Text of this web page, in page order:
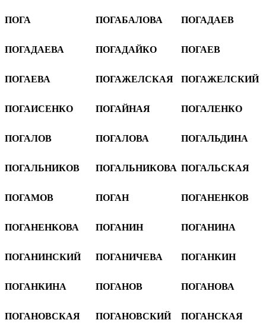
ПОГА ПОГАБАЛОВА ПОГАДАЕВ
ПОГАДАЕВА ПОГАДАЙКО ПОГАЕВ
ПОГАЕВА ПОГАЖЕЛСКАЯ ПОГАЖЕЛСКИЙ
ПОГАИСЕНКО ПОГАЙНАЯ ПОГАЛЕНКО
ПОГАЛОВ ПОГАЛОВА ПОГАЛЬДИНА
ПОГАЛЬНИКОВ ПОГАЛЬНИКОВА ПОГАЛЬСКАЯ
ПОГАМОВ ПОГАН ПОГАНЕНКОВ
ПОГАНЕНКОВА ПОГАНИН ПОГАНИНА
ПОГАНИНСКИЙ ПОГАНИЧЕВА ПОГАНКИН
ПОГАНКИНА ПОГАНОВ ПОГАНОВА
ПОГАНОВСКАЯ ПОГАНОВСКИЙ ПОГАНСКАЯ